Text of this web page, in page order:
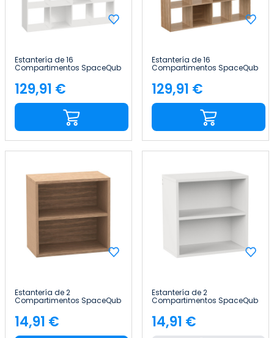
Estantería de 16
Compartimentos SpaceQub
134x31.5x134cm 7house
Precio
129,91 €
Estantería de 16
Compartimentos SpaceQub
134x31.5x134cm 7house
Precio
129,91 €
Estantería de 2
Compartimentos SpaceQub
34.5x20x34.5cm 7house
Precio
14,91 €
Estantería de 2
Compartimentos SpaceQub
34.5x20x34.5cm 7house
Precio
14,91 €